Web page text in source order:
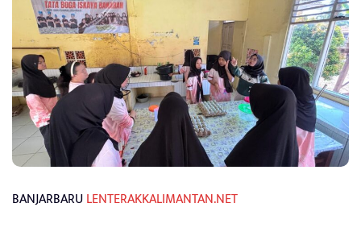
BANJARBARULENTERAKKALIMANTAN.NET